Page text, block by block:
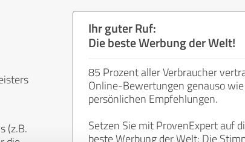
(z.B.
Ihr guter Ruf:
Die beste Werbung der Welt!
85 Prozent aller Verbraucher
Online-Bewertungen genauso wie
persönlichen Empfehlungen.
Setzen Sie mit ProvenExpert auf
beste Werbung der Welt: Die